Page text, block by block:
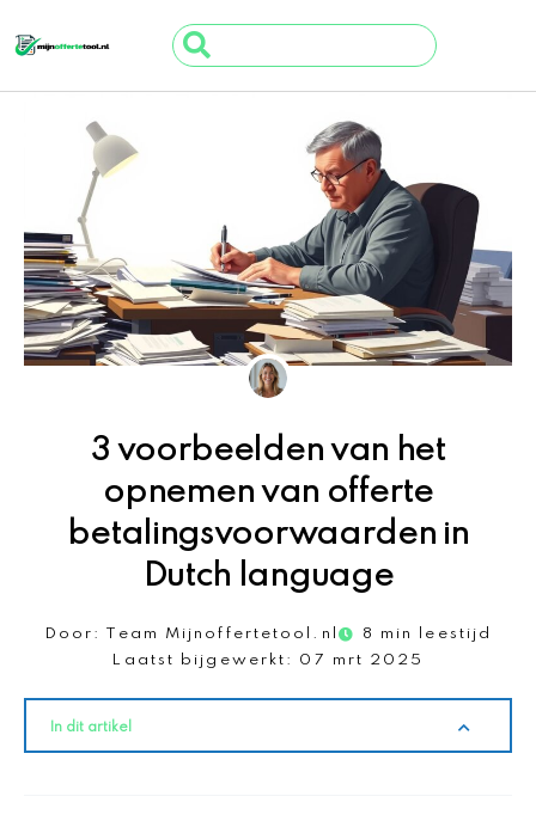
naar
de
inhoud
Search
...
3 voorbeelden van het
opnemen van offerte
betalingsvoorwaarden in
Dutch language
Door: Team Mijnoffertetool.nl
8 min leestijd
Laatst bijgewerkt:
07 mrt 2025
In dit artikel